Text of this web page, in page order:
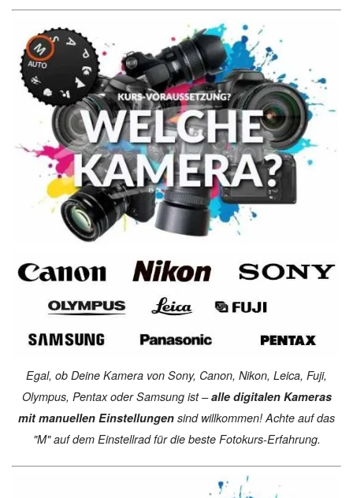
Egal, ob Deine Kamera von Sony, Canon, Nikon, Leica, Fuji,
Olympus, Pentax oder Samsung ist –alle digitalen Kameras
mit manuellen Einstellungen sind willkommen! Achte auf das
"M" auf dem Einstellrad für die beste Fotokurs-Erfahrung.